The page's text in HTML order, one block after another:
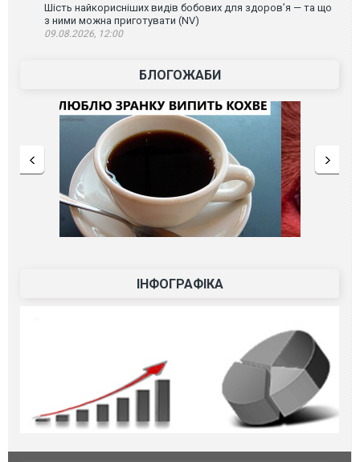
Шість найкорисніших видів бобових для здоров’я — та що
з ними можна приготувати (NV)
09.08.2026, 12:00
БЛОГОЖАБИ
ІНФОГРАФІКА